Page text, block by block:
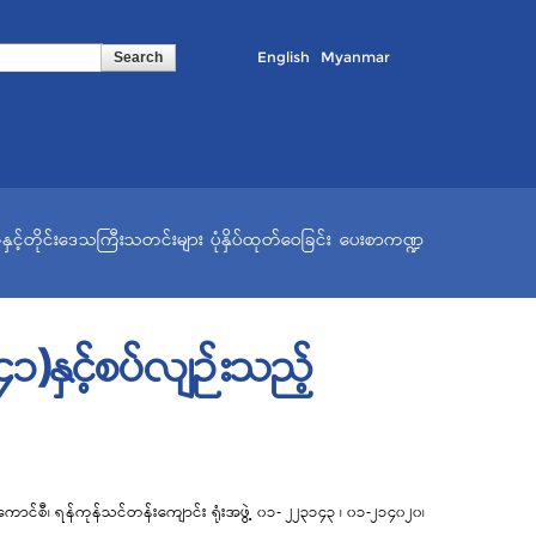
English Myanmar
တိုင်းဒေသကြီးသတင်းများ ပုံနှိပ်ထုတ်ဝေခြင်း ပေးစာကဏ္ဍ
)နှင့်စပ်လျဉ်းသည့်
ရန်ကုန်သင်တန်းကျောင်း ရုံးအဖွဲ့ ၀၁- ၂၂၃၁၄၃ ၊ ၀၁-၂၁၄၀၂၀၊